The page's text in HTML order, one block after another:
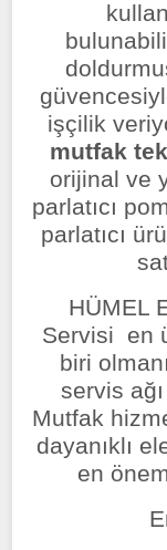
işçilik
mutfak
orijinal ve
parlatıcı
parlatıcı
HÜMEL
Servisi en
biri
servis
Mutfak
dayanıklı
en